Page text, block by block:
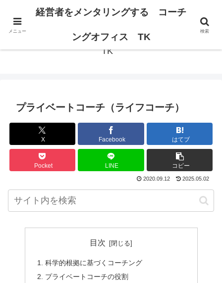
経営者の思考が変われば、組織は変わる。
経営者をメンタリングする コーチングオフィス
TK
プライベートコーチ（ライフコーチ）
X Facebook はてブ
Pocket LINE コピー
2020.09.12 2025.05.02
目次
科学的根拠に基づくコーチング
プライベートコーチの役割
メニュー
経営者をメンタリングする コーチ
ングオフィス TK
検索